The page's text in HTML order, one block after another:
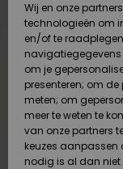
SURF
SNOW
SALE ON
SALE
Wij en onze
technologieën om
en/of te
navigatiegegevens
om je
presenteren; om
meten; om
meer te weten te
van onze partners
keuzes
nodig is al dan niet